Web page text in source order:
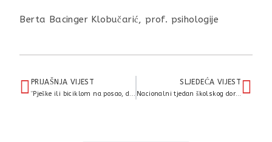
Berta Bacinger Klobučarić, prof. psihologije
PRIJAŠNJA VIJEST
“Pješke ili biciklom na posao, druženje i rekreaciju…”
SLJEDEĆA VIJEST
Nacionalni tjedan školskog doručka